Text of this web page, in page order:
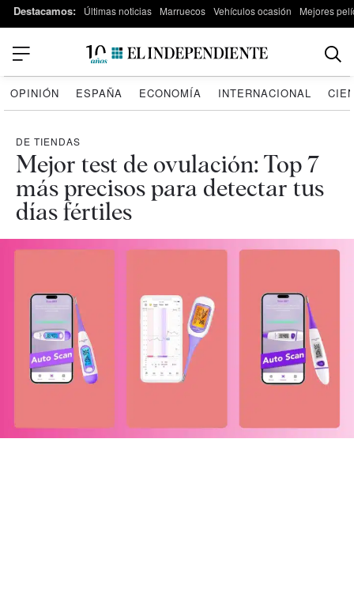
Destacamos: Últimas noticias Marruecos Vehículos ocasión Mejores
OPINIÓN ESPAÑA ECONOMÍA INTERNACIONAL
DE TIENDAS
Mejor test de ovulación: Top 7
más precisos para detectar tus
días fértiles